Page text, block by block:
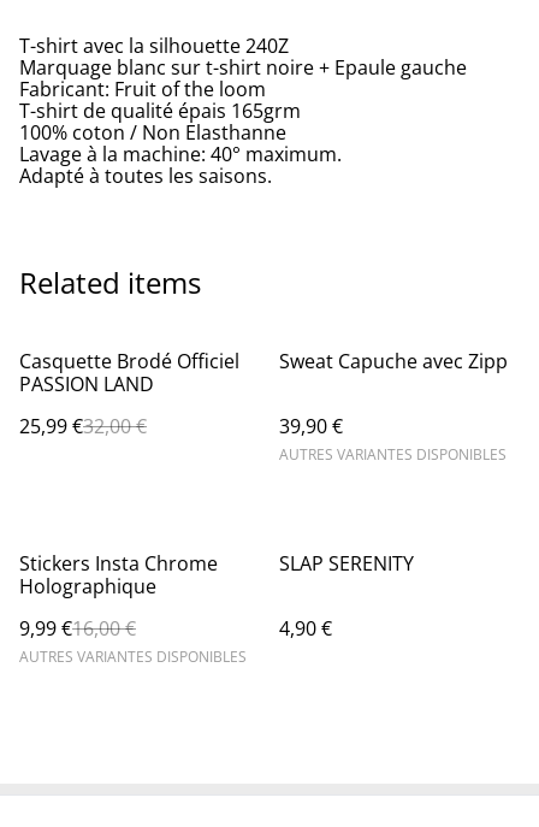
T-shirt avec la silhouette 240Z
Marquage blanc sur t-shirt noire + Epaule gauche
Fabricant: Fruit of the loom
T-shirt de qualité épais 165grm
100% coton / Non Elasthanne
Lavage à la machine: 40° maximum.
Adapté à toutes les saisons.
Related items
%
Casquette Brodé Officiel
PASSION LAND
25,99 €32,00 €
Sweat Capuche avec Zipp
39,90 €
AUTRES VARIANTES DISPONIBLES
%
Stickers Insta Chrome
Holographique
9,99 €16,00 €
AUTRES VARIANTES DISPONIBLES
SLAP SERENITY
4,90 €